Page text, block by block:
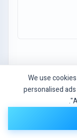
We use
personalised